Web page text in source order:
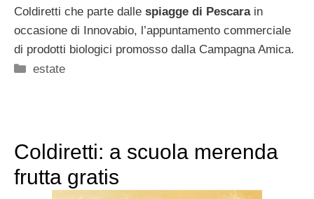
Coldiretti che parte dalle spiagge di Pescarain
occasione di Innovabio, l’appuntamento commerciale
di prodotti biologici promosso dalla Campagna Amica.
Categorie
estate
Coldiretti: a scuola merenda
frutta gratis